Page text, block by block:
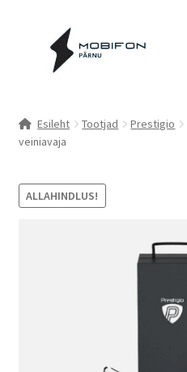
navigeerimisele
Kassa
Kontakt
Esileht Tootjad Prestigio
veiniavaja
ALLAHINDLUS!